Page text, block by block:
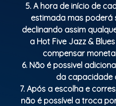
5. A hora de início de
estimada mas poderá
declinando assim
a Hot Five Jazz &
compensar
6. Não é possivel
da capacidade
7. Após a escolha e
não é possível a troca